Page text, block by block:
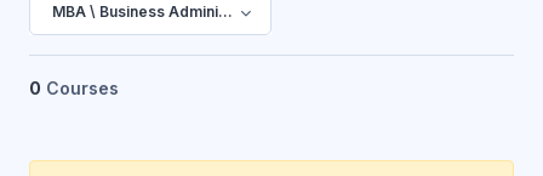
MBA \ Business Administration
0 Courses